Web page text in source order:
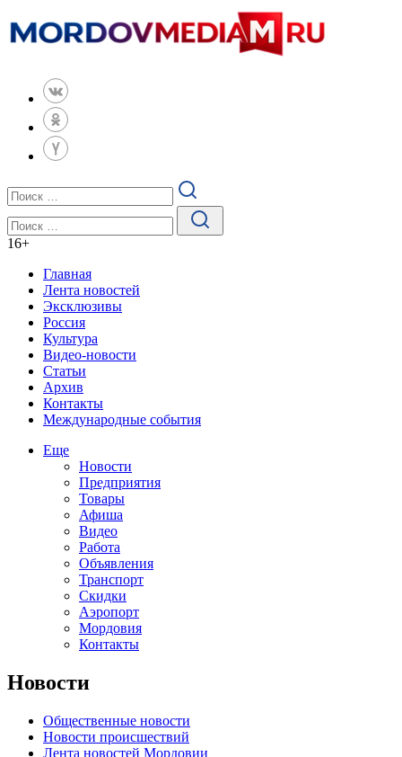
16+
Главная
Лента новостей
Эксклюзивы
Россия
Культура
Видео-новости
Статьи
Архив
Контакты
Международные события
Еще
Новости
Предприятия
Товары
Афиша
Видео
Работа
Объявления
Транспорт
Скидки
Аэропорт
Мордовия
Контакты
Новости
Общественные новости
Новости происшествий
Лента новостей Мордовии